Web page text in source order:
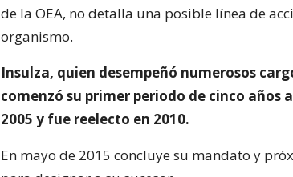
de la OEA, no detalla una posible línea de
organismo.
Insulza, quien desempeñó numerosos
comenzó su primer periodo de cinco años
2005 y fue reelecto en 2010.
En mayo de 2015 concluye su mandato y